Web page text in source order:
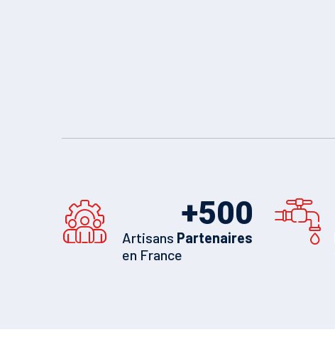
500
+
Artisans Partenaires
en France